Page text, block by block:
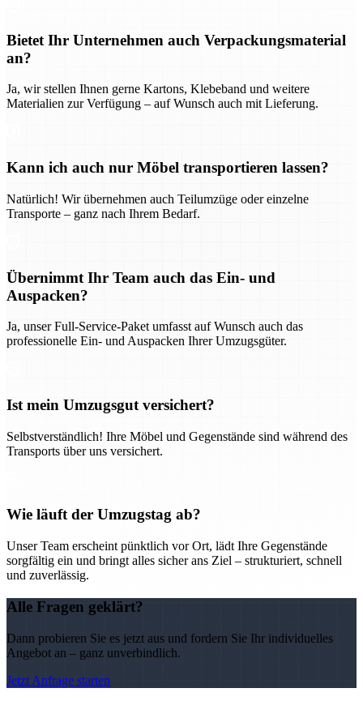
Bietet Ihr Unternehmen auch Verpackungsmaterial
an?
Ja, wir stellen Ihnen gerne Kartons, Klebeband und weitere
Materialien zur Verfügung – auf Wunsch auch mit Lieferung.
Kann ich auch nur Möbel transportieren lassen?
Natürlich! Wir übernehmen auch Teilumzüge oder einzelne
Transporte – ganz nach Ihrem Bedarf.
Übernimmt Ihr Team auch das Ein- und
Auspacken?
Ja, unser Full-Service-Paket umfasst auf Wunsch auch das
professionelle Ein- und Auspacken Ihrer Umzugsgüter.
Ist mein Umzugsgut versichert?
Selbstverständlich! Ihre Möbel und Gegenstände sind während des
Transports über uns versichert.
Wie läuft der Umzugstag ab?
Unser Team erscheint pünktlich vor Ort, lädt Ihre Gegenstände
sorgfältig ein und bringt alles sicher ans Ziel – strukturiert, schnell
und zuverlässig.
Alle Fragen geklärt?
Dann probieren Sie es jetzt aus und fordern Sie Ihr individuelles
Angebot an – ganz unverbindlich.
Jetzt Anfrage starten